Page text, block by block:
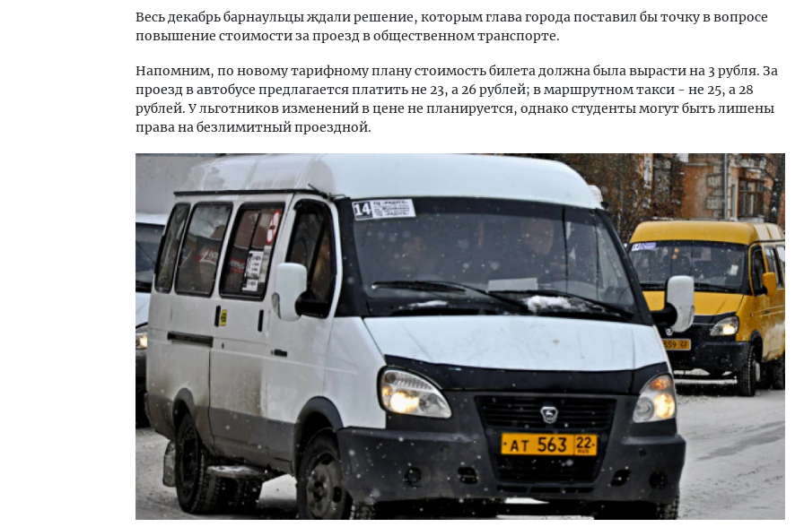
Весь декабрь барнаульцы ждали решение, которым глава города поставил бы точку в вопросе
повышение стоимости за проезд в общественном транспорте.
Напомним, по новому тарифному плану стоимость билета должна была вырасти на 3 рубля. За
проезд в автобусе предлагается платить не 23, а 26 рублей; в маршрутном такси - не 25, а 28
рублей. У льготников изменений в цене не планируется, однако студенты могут быть лишены
права на безлимитный проездной.